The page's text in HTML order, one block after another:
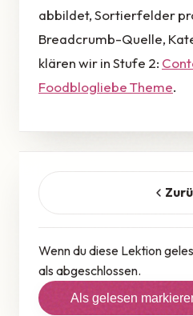
abbildet, Sortierfelder
Breadcrumb-Quelle,
klären wir in Stufe 2:
Foodblogliebe Theme.
Wenn du diese Lektion
als abgeschlossen.
Als gelesen